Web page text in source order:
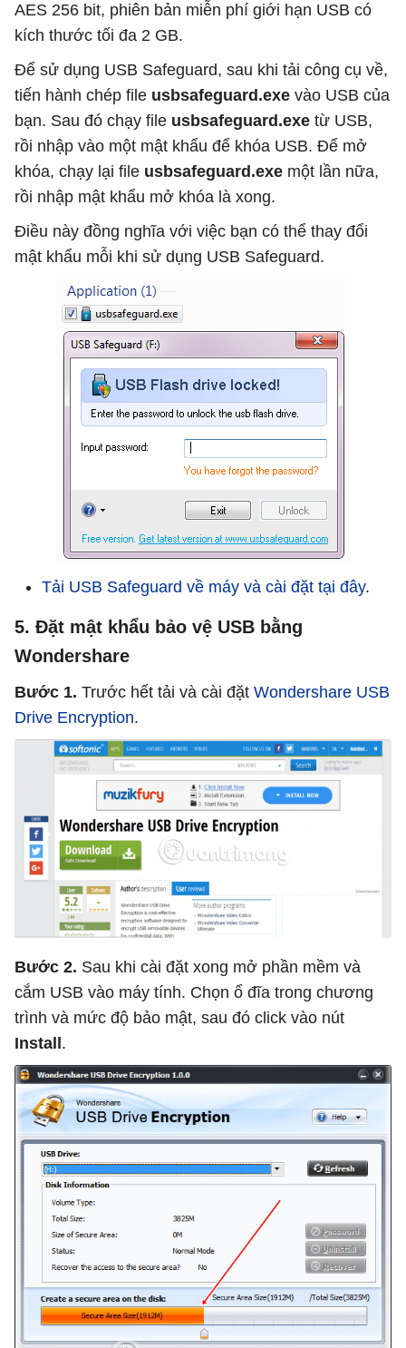
AES 256 bit, phiên bản miễn phí giới hạn USB có
kích thước tối đa 2 GB.
Để sử dụng USB Safeguard, sau khi tải công cụ về,
tiến hành chép file usbsafeguard.exe vào USB của
bạn. Sau đó chạy file usbsafeguard.exe từ USB,
rồi nhập vào một mật khẩu để khóa USB. Để mở
khóa, chạy lại file usbsafeguard.exe một lần nữa,
rồi nhập mật khẩu mở khóa là xong.
Điều này đồng nghĩa với việc bạn có thể thay đổi
mật khẩu mỗi khi sử dụng USB Safeguard.
Tải USB Safeguard về máy và cài đặt tại đây.
5. Đặt mật khẩu bảo vệ USB bằng
Wondershare
Bước 1. Trước hết tải và cài đặt Wondershare USB
Drive Encryption.
Bước 2. Sau khi cài đặt xong mở phần mềm và
cắm USB vào máy tính. Chọn ổ đĩa trong chương
trình và mức độ bảo mật, sau đó click vào nút
Install .